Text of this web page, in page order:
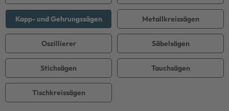
Kapp- und Gehrungssägen
Tischkreissägen
Tauchsägen
Stichsägen
Säbelsägen
Metallkreissägen
Oszillierer